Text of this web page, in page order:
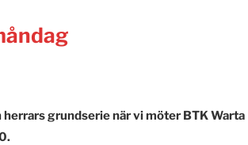
grundserie när vi möter BTK Warta